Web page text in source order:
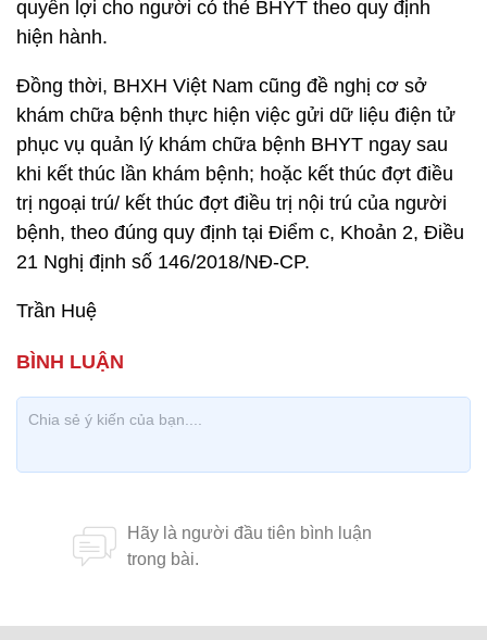
quyền lợi cho người có thẻ BHYT theo quy định
hiện hành.
Đồng thời, BHXH Việt Nam cũng đề nghị cơ sở
khám chữa bệnh thực hiện việc gửi dữ liệu điện tử
phục vụ quản lý khám chữa bệnh BHYT ngay sau
khi kết thúc lần khám bệnh; hoặc kết thúc đợt điều
trị ngoại trú/ kết thúc đợt điều trị nội trú của người
bệnh, theo đúng quy định tại Điểm c, Khoản 2, Điều
21 Nghị định số 146/2018/NĐ-CP.
Trần Huệ